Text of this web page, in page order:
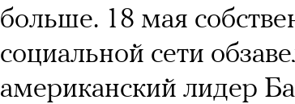
больше. 18 мая
социальной сети
американский лидер